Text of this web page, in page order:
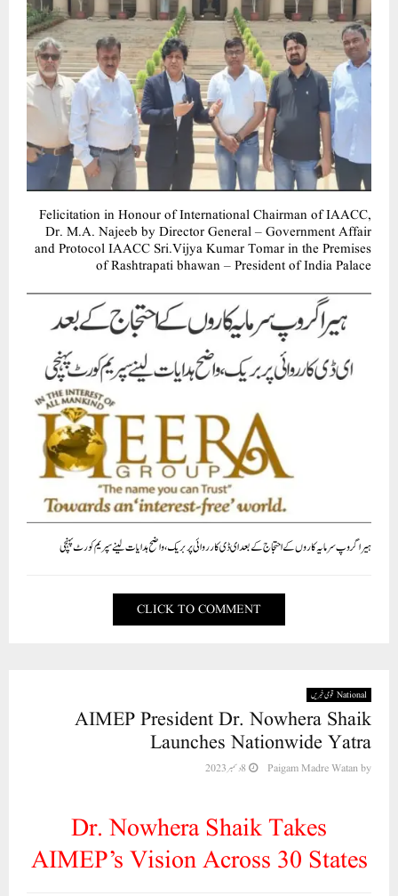
Felicitation in Honour of International Chairman of IAACC,
Dr. M.A. Najeeb by Director General – Government Affair
and Protocol IAACC Sri.Vijya Kumar Tomar in the Premises
of Rashtrapati bhawan – President of India Palace
ہیرا گروپ سرمایہ کاروں کے احتجاج کے بعد ای ڈی کارروائی پر بریک، واضح ہدایات لینے سپریم کورٹ پہنچی
CLICK TO COMMENT
National قومی خبریں
AIMEP President Dr. Nowhera Shaik
Launches Nationwide Yatra
by
Paigam Madre Watan 8 دسمبر 2023
Dr. Nowhera Shaik Takes
AIMEP’s Vision Across 30 States